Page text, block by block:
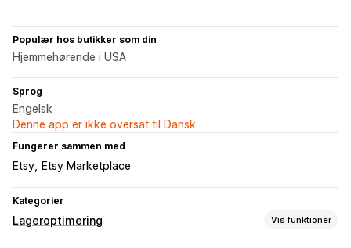
Populær hos butikker som din
Hjemmehørende i USA
Sprog
Engelsk
Denne app er ikke oversat til Dansk
Fungerer sammen med
Etsy Etsy Marketplace
Kategorier
Lageroptimering Vis funktioner